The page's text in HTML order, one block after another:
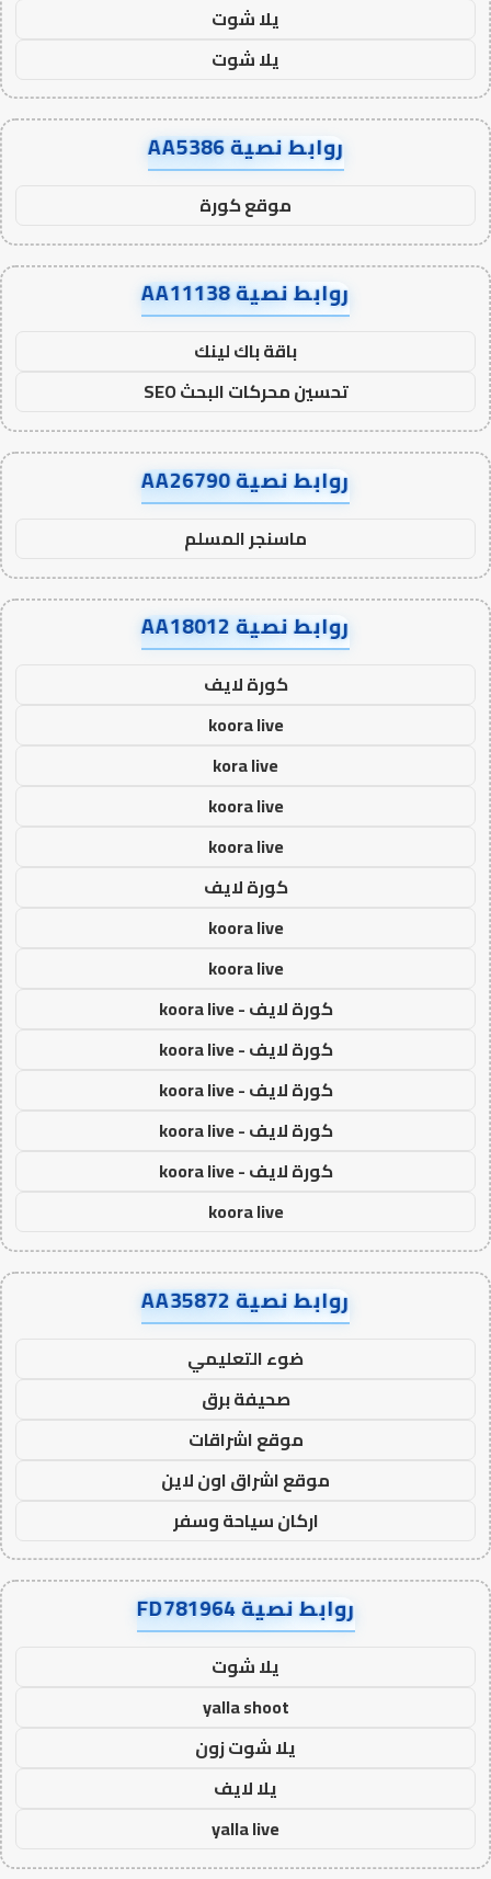
يلا شوت
يلا شوت
روابط نصية AA5386
موقع كورة
روابط نصية AA11138
باقة باك لينك
تحسين محركات البحث SEO
روابط نصية AA26790
ماسنجر المسلم
روابط نصية AA18012
كورة لايف
koora live
kora live
koora live
koora live
كورة لايف
koora live
koora live
كورة لايف - koora live
كورة لايف - koora live
كورة لايف - koora live
كورة لايف - koora live
كورة لايف - koora live
koora live
روابط نصية AA35872
ضوء التعليمي
صحيفة برق
موقع اشراقات
موقع اشراق اون لاين
اركان سياحة وسفر
روابط نصية FD781964
يلا شوت
yalla shoot
يلا شوت زون
يلا لايف
yalla live